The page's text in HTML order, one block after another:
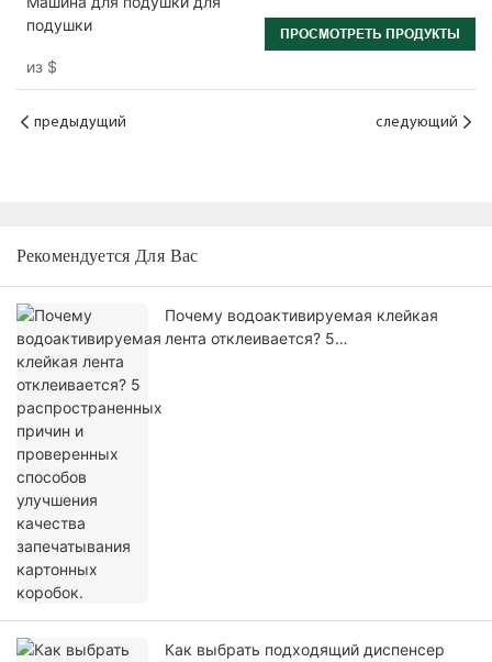
подушки
из $
ПРОСМОТРЕТЬ ПРОДУКТЫ
предыдущий следующий
Рекомендуется Для Вас
Почему водоактивируемая клейкая
лента отклеивается? 5
Как выбрать подходящий диспенсер